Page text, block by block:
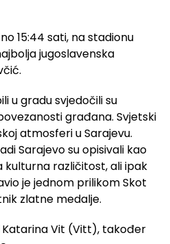
15:44 sati, na stadionu
jugoslavenska
u gradu svjedočili su
građana. Svjetski
atmosferi u Sarajevu.
Sarajevo su opisivali kao
kulturna različitost, ali ipak
je jednom prilikom Skot
zlatne medalje.
Katarina Vit (Vitt), također